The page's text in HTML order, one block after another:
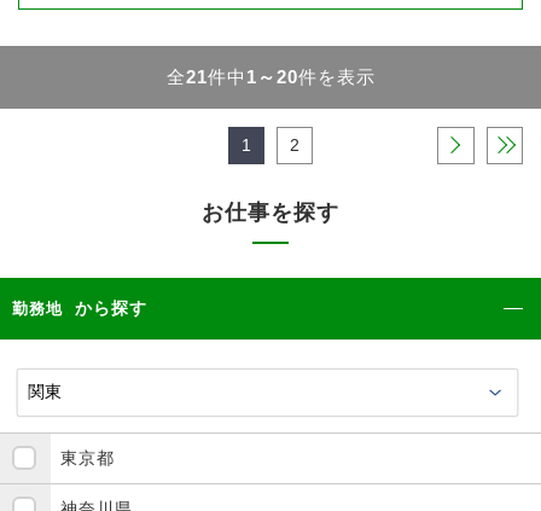
全21件中 1～20件を表示
1 2 › »
お仕事を探す
勤務地 から探す
東京都